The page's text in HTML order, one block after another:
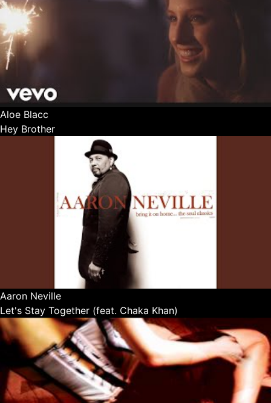
Aloe Blacc
Hey Brother
Aaron Neville
Let's Stay Together (feat. Chaka Khan)